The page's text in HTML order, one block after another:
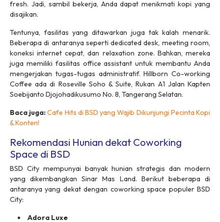
fresh. Jadi, sambil bekerja, Anda dapat menikmati kopi yang
disajikan.
Tentunya, fasilitas yang ditawarkan juga tak kalah menarik.
Beberapa di antaranya sepertidedicated desk, meeting room,
koneksi internet cepat, dan relaxation zone. Bahkan, mereka
juga memiliki fasilitas office assistantuntuk membantu Anda
mengerjakan tugas-tugas administratif. Hillborn Co-working
Coffee ada di Roseville Soho & Suite, Rukan A1 Jalan Kapten
Soebijanto Djojohadikusumo No. 8, Tangerang Selatan.
Baca juga:Cafe Hits di BSD yang Wajib Dikunjungi Pecinta Kopi
& Konten!
Rekomendasi Hunian dekat Coworking
Space di BSD
BSD City mempunyai banyak hunian strategis dan modern
yang dikembangkan Sinar Mas Land. Berikut beberapa di
antaranya yang dekat dengan coworking space populer BSD
City:
Adora Luxe